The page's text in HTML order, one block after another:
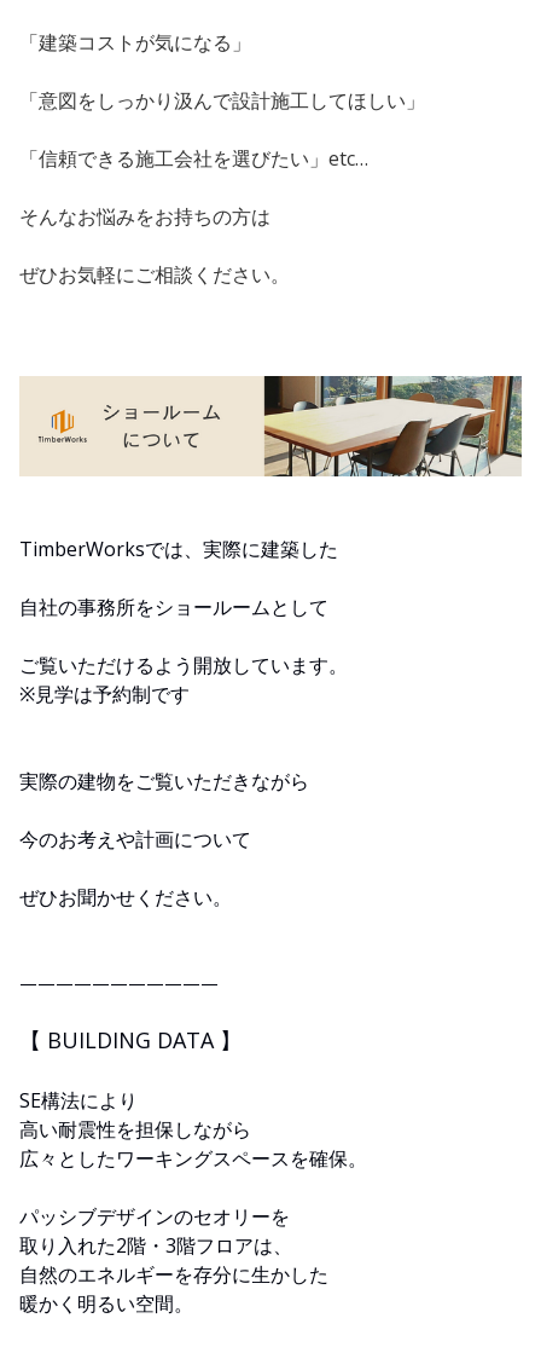
「建築コストが気になる」
「意図をしっかり汲んで設計施工してほしい」
「信頼できる施工会社を選びたい」etc…
そんなお悩みをお持ちの方は
ぜひお気軽にご相談ください。
TimberWorksでは、実際に建築した
自社の事務所をショールームとして
ご覧いただけるよう開放しています。
※見学は予約制です
実際の建物をご覧いただきながら
今のお考えや計画について
ぜひお聞かせください。
———————————
【 BUILDING DATA 】
SE構法により
高い耐震性を担保しながら
広々としたワーキングスペースを確保。
パッシブデザインのセオリーを
取り入れた2階・3階フロアは、
自然のエネルギーを存分に生かした
暖かく明るい空間。